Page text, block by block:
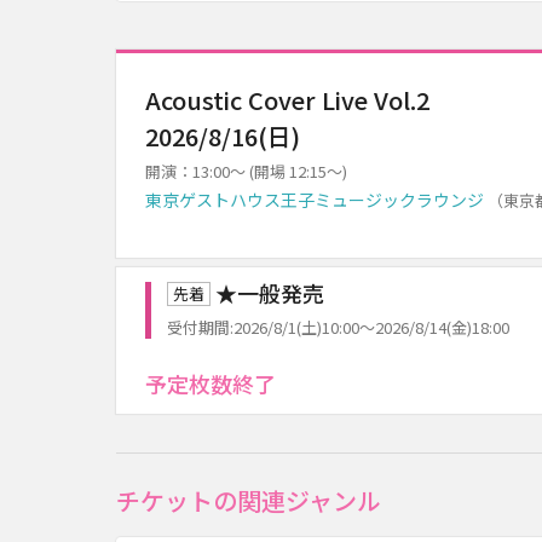
Acoustic Cover Live Vol.2
2026/8/16(日)
開演：13:00～ (開場 12:15～)
東京ゲストハウス王子ミュージックラウンジ （東
先着 ★一般発売
受付期間:2026/8/1(土)10:00～2026/8/14(金)18:00
予定枚数終了
チケットの関連ジャンル